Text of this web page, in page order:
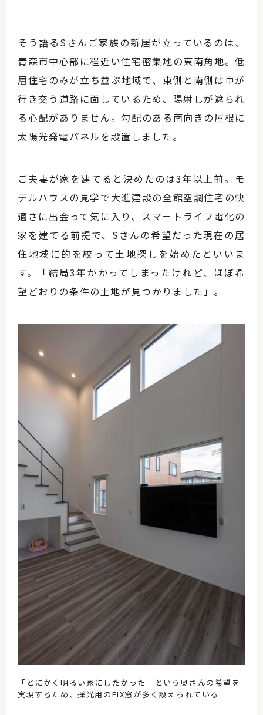
そう語るSさんご家族の新居が立っているのは、
青森市中心部に程近い住宅密集地の東南角地。低
層住宅のみが立ち並ぶ地域で、東側と南側は車が
行き交う道路に面しているため、陽射しが遮られ
る心配がありません。勾配のある南向きの屋根に
太陽光発電パネルを設置しました。
ご夫妻が家を建てると決めたのは3年以上前。モ
デルハウスの見学で大進建設の全館空調住宅の快
適さに出会って気に入り、スマートライフ電化の
家を建てる前提で、Sさんの希望だった現在の居
住地域に的を絞って土地探しを始めたといいま
す。「結局3年かかってしまったけれど、ほぼ希
望どおりの条件の土地が見つかりました」。
「とにかく明るい家にしたかった」という奥さんの希望を
実現するため、採光用のFIX窓が多く設えられている